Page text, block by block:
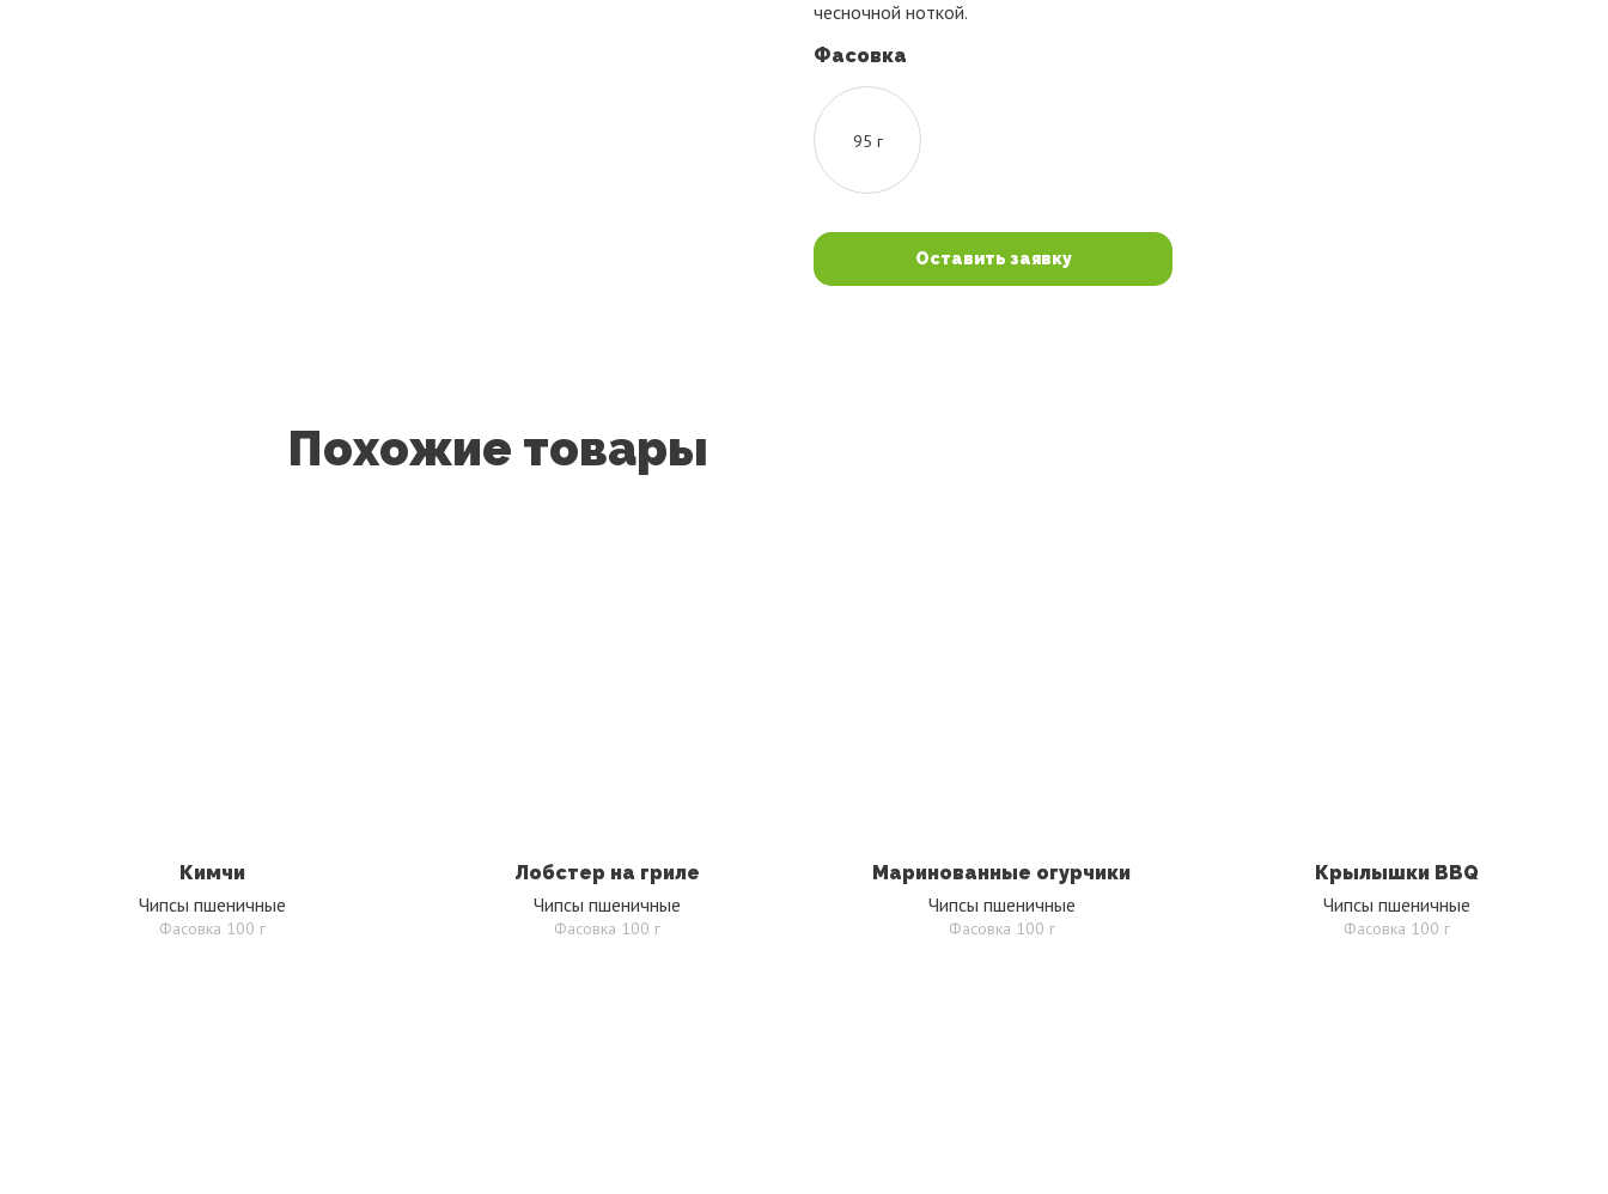
чесночной ноткой.
Фасовка
95 г
Оставить заявку
Похожие товары
Кимчи
Чипсы пшеничные
Фасовка 100 г
Лобстер на гриле
Чипсы пшеничные
Фасовка 100 г
Маринованные огурчики
Чипсы пшеничные
Фасовка 100 г
Крылышки BBQ
Чипсы пшеничные
Фасовка 100 г